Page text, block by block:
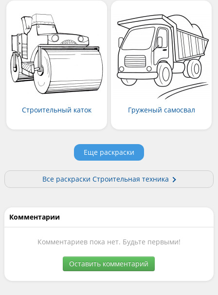
Строительный каток Груженый самосвал
Еще раскраски
Все раскраски Строительная техника
Комментарии
Комментариев пока нет. Будьте первыми!
Оставить комментарий